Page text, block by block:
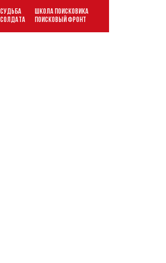
СУДЬБА
СОЛДАТА
ШКОЛА ПОИСКОВИКА
ПОИСКОВЫЙ ФРОНТ